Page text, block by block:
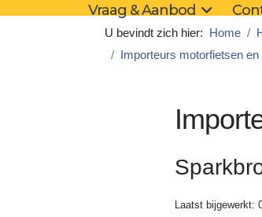
Vraag & Aanbod
U bevindt zich hier: Home
Importeurs motorfietsen
Laatst bijgewerkt: